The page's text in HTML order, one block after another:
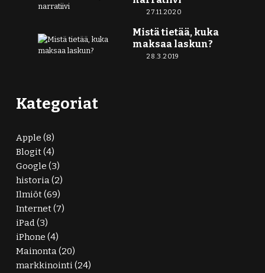
27.11.2020
Mistä tietää, kuka
maksaa laskun?
28.3.2019
Kategoriat
Apple (8)
Blogit(4)
Google (3)
historia (2)
Ilmiöt(69)
Internet(7)
iPad (3)
iPhone (4)
Mainonta (20)
markkinointi (24)